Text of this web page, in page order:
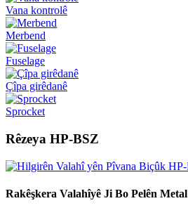
Vana kontrolê
Merbend
Fuselage
Çîpa girêdanê
Sprocket
Rêzeya HP-BSZ
Rakêşkera Valahîyê Ji Bo Pelên Metal